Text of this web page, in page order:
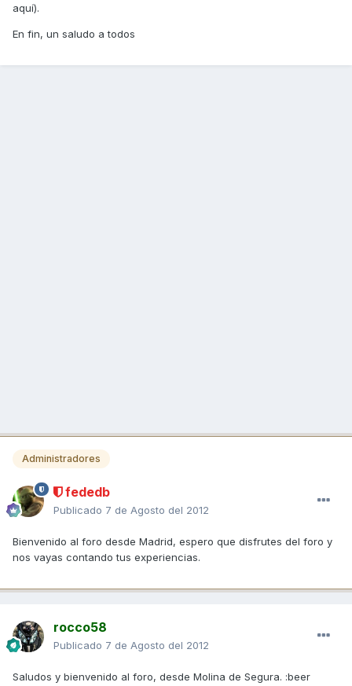
aquí).
En fin, un saludo a todos
Administradores
fededb
Publicado 7 de Agosto del 2012
Bienvenido al foro desde Madrid, espero que disfrutes del foro y
nos vayas contando tus experiencias.
rocco58
Publicado 7 de Agosto del 2012
Saludos y bienvenido al foro, desde Molina de Segura. :beer